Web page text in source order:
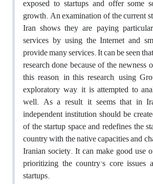
exposed to startups and offer some
growth. An examination of the current
Iran shows they are paying
services by using the Internet and
provide many services. It can be seen
research done because of the newness
this reason, in this research, using
exploratory way, it is attempted to
well. As a result, it seems that in
independent institution should be
of the startup space and redefines the
country with the native capacities and
Iranian society. It can make good use
prioritizing the country's core issues
startups.